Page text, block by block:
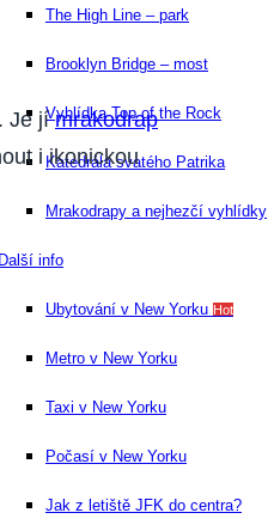
The High Line – park
Brooklyn Bridge – most
Vyhlídka Top of the Rock
Katedrála svatého Patrika
Mrakodrapy a nejhezčí vyhlídky
Další info
Ubytování v New Yorku Hot
Metro v New Yorku
Taxi v New Yorku
Počasí v New Yorku
Jak z letiště JFK do centra?
Je jímrakodrap
i ikonickou